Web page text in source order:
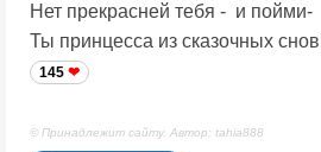
Нет прекрасней тебя - и пойми-
Ты принцесса из сказочных
145
© Принадлежит сайту. Автор: tahia888